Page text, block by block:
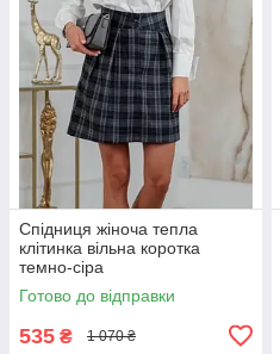
Спідниця жіноча тепла
клітинка вільна коротка
темно-сіра
Готово до відправки
535 ₴ 1 070 ₴